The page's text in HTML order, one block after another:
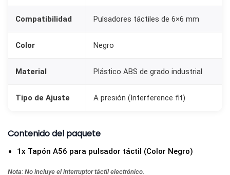
r
e
n
t
Compatibilidad Pulsadores táctiles de 6×6 mm
Color Negro
Material Plástico ABS de grado industrial
Tipo de Ajuste A presión (Interference fit)
Contenido del paquete
1x Tapón A56 para pulsador táctil (Color Negro)
Nota: No incluye el interruptor táctil electrónico.